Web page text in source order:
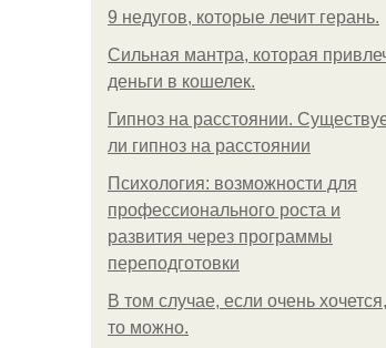
9 недугов, которые лечит герань.
Сильная мантра, которая
деньги в кошелек.
Гипноз на расстоянии.
ли гипноз на расстоянии
Психология: возможности для
профессионального роста и
развития через программы
переподготовки
В том случае, если очень хочется,
то можно.